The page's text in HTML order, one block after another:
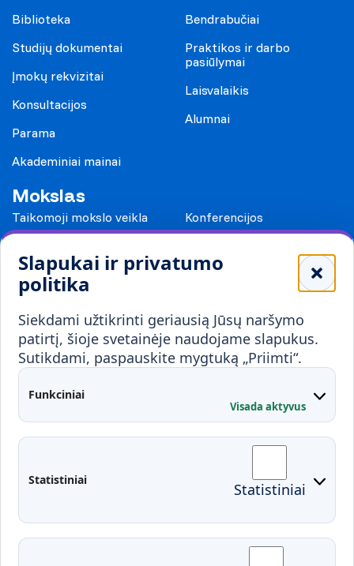
Slapukai ir privatumo
politika
Siekdami užtikrinti geriausią Jūsų naršymo
patirtį, šioje svetainėje naudojame slapukus.
Sutikdami, paspauskite mygtuką „Priimti“.
Funkciniai
Visada aktyvus
Statistiniai Statistiniai
Biblioteka
Studijų dokumentai
Įmokų rekvizitai
Konsultacijos
Parama
Akademiniai mainai
Bendrabučiai
Praktikos ir darbo
pasiūlymai
Laisvalaikis
Alumnai
Mokslas
Taikomoji mokslo veikla
Konferencijos
Mokykloms
Visuomenei ir verslui
Mokymai ir konsultavimas
Partnerystės
Karjera
Kontaktai
Administracija
Fakultetai
Studentų atstovybė
Moodle
EDINA